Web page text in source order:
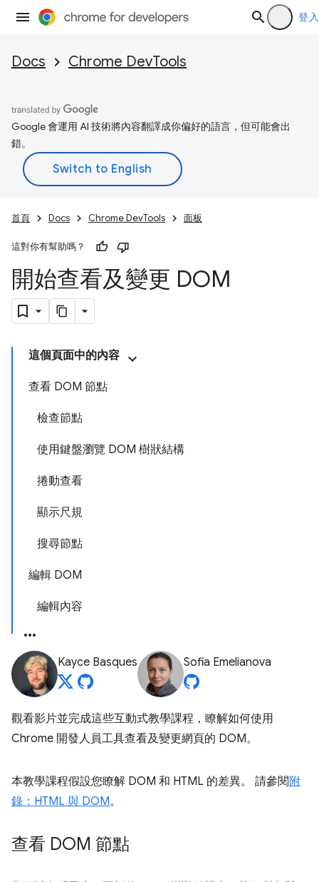
登入
Docs Chrome DevTools
Google 會運用 AI 技術將內容翻譯成你偏好的語言，但可能會出
錯。
首頁 Docs Chrome DevTools 面板
這對你有幫助嗎？
開始查看及變更 DOM
這個頁面中的內容
查看 DOM 節點
檢查節點
使用鍵盤瀏覽 DOM 樹狀結構
捲動查看
顯示尺規
搜尋節點
編輯 DOM
編輯內容
Kayce Basques Sofia Emelianova
觀看影片並完成這些互動式教學課程，瞭解如何使用
Chrome 開發人員工具查看及變更網頁的 DOM。
本教學課程假設您瞭解 DOM 和 HTML 的差異。 請參閱 附
錄：HTML 與 DOM。
查看 DOM 節點